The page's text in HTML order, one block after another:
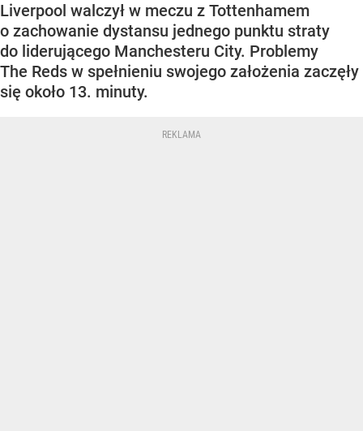
Liverpool walczył w meczu z Tottenhamem
o zachowanie dystansu jednego punktu straty
do liderującego Manchesteru City. Problemy
The Reds w spełnieniu swojego założenia zaczęły
się około 13. minuty.